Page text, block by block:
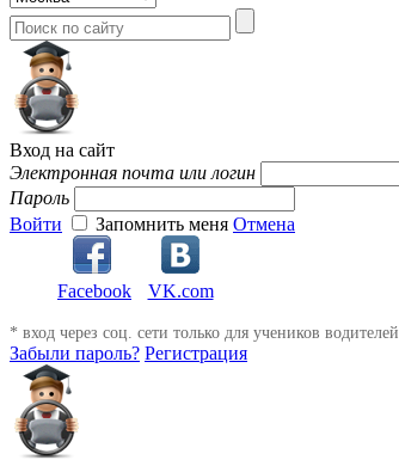
Вход на сайт
Электронная почта или логин
Пароль
Войти
Запомнить меня Отмена
Facebook VK.com
* вход через соц. сети только для учеников водителей
Забыли пароль? Регистрация